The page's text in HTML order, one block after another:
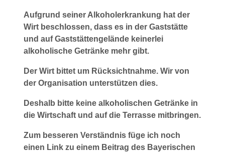
Aufgrund seiner Alkoholerkrankung hat der
Wirt beschlossen, dass es in der Gaststätte
und auf Gaststättengelände keinerlei
alkoholische Getränke mehr gibt.
Der Wirt bittet um Rücksichtnahme. Wir von
der Organisation unterstützen dies.
Deshalb bitte keine alkoholischen Getränke in
die Wirtschaft und auf die Terrasse mitbringen.
Zum besseren Verständnis füge ich noch
einen Link zu einem Beitrag des Bayerischen